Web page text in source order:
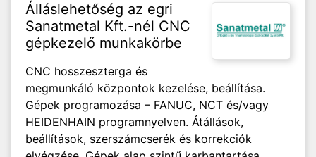
Álláslehetőség az egri
Sanatmetal Kft.-nél CNC
gépkezelő munkakörbe
CNC hosszeszterga és
megmunkáló központok kezelése, beállítása.
Gépek programozása – FANUC, NCT és/vagy
HEIDENHAIN programnyelven. Átállások,
beállítások, szerszámcserék és korrekciók